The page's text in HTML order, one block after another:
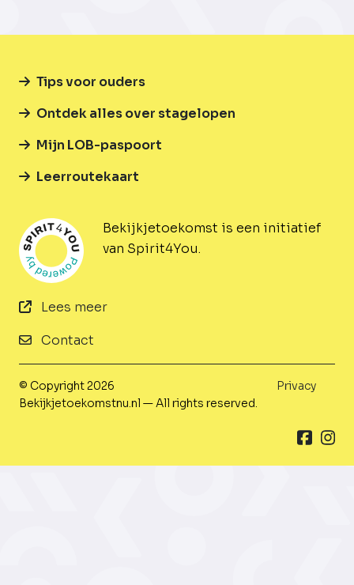
Bekijkjetoekomst is een initiatief
van Spirit4You.
Lees meer
Contact
Tips voor ouders
Ontdek alles over stagelopen
Mijn LOB-paspoort
Leerroutekaart
© Copyright 2026
Bekijkjetoekomstnu.nl — All rights reserved.
Privacy